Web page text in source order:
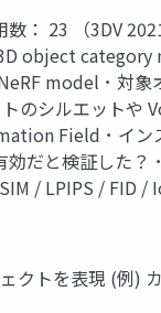
23 （3DV
object category
model ･ 対象
のシルエットや
Field ･ イ
効だと検証した
/ LPIPS / FID /
クトを表現 (例)